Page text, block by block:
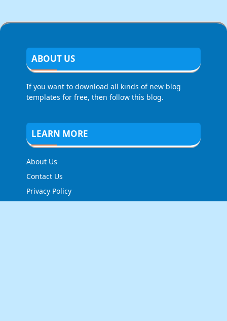
ABOUT US
If you want to download all kinds of new blog
templates for free, then follow this blog.
LEARN MORE
About Us
Contact Us
Privacy Policy